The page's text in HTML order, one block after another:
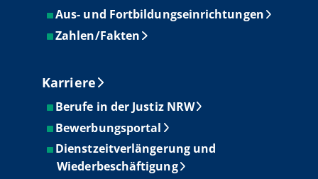
Aus- und Fortbildungseinrichtungen
Zahlen/Fakten
Karriere
Berufe in der Justiz NRW
Bewerbungsportal
Dienstzeitverlängerung und
Wiederbeschäftigung